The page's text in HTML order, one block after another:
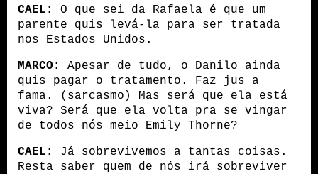
CAEL:
O que sei da Rafaela é que um
parente quis levá-la para ser tratada
nos Estados Unidos.
MARCO:
Apesar de tudo, o Danilo ainda
quis pagar o tratamento. Faz jus a
fama. (sarcasmo) Mas será que ela está
viva? Será que ela volta pra se vingar
de todos nós meio Emily Thorne?
CAEL:
Já sobrevivemos a tantas coisas.
Resta saber quem de nós irá sobreviver